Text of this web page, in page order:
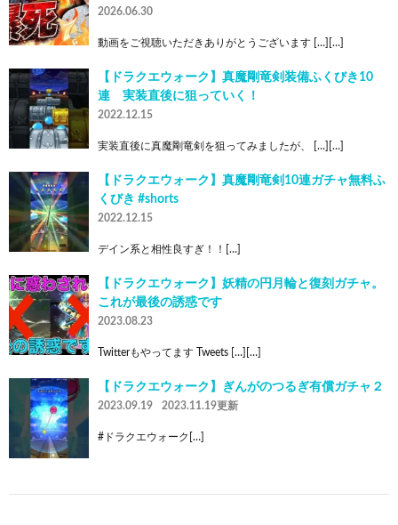
2026.06.30
動画をご視聴いただきありがとうございます […][…]
【ドラクエウォーク】真魔剛竜剣装備ふくびき10
連 実装直後に狙っていく！
2022.12.15
実装直後に真魔剛竜剣を狙ってみましたが、 […][…]
【ドラクエウォーク】真魔剛竜剣10連ガチャ無料ふ
くびき #shorts
2022.12.15
デイン系と相性良すぎ！！[…]
【ドラクエウォーク】妖精の円月輪と復刻ガチャ。
これが最後の誘惑です
2023.08.23
Twitterもやってます Tweets […][…]
【ドラクエウォーク】ぎんがのつるぎ有償ガチャ２
2023.09.19 2023.11.19更新
#ドラクエウォーク[…]